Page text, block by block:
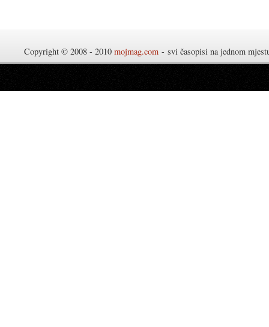
Copyright © 2008 - 2010 mojmag.com - svi časopisi na jednom